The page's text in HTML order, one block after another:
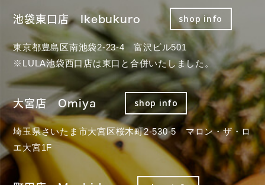
池袋東口店 Ikebukuro shop info
東京都豊島区南池袋2-23-4 富沢ビル501
※LULA池袋西口店は東口と合併いたしました。
大宮店 Omiya shop info
埼玉県さいたま市大宮区桜木町2-530-5 マロン・ザ・ロ
エ大宮1F